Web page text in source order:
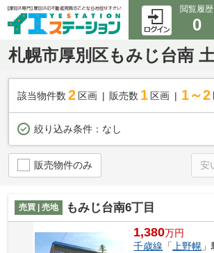
閲覧履歴
0
札幌市厚別区もみじ台南
該当物件数 2 区画 販売数 1 区画 1～2
絞り込み条件： なし
販売物件のみ
売買 | 売地 もみじ台南6丁目
1,380万円
千歳線 「上野幌